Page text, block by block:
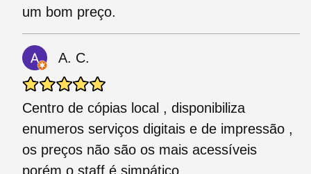
um bom preço.
A. C.
Centro de cópias local , disponibiliza
enumeros serviços digitais e de impressão ,
os preços não são os mais acessíveis
porém o staff é simpático